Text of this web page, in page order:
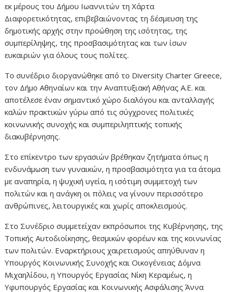
εκ μέρους του Δήμου Ιωαννιτών τη Χάρτα
Διαφορετικότητας, επιβεβαιώνοντας τη δέσμευση της
δημοτικής αρχής στην προώθηση της ισότητας, της
συμπερίληψης, της προσβασιμότητας και των ίσων
ευκαιριών για όλους τους πολίτες.
Το συνέδριο διοργανώθηκε από το Diversity Charter Greece,
τον Δήμο Αθηναίων και την Αναπτυξιακή Αθήνας Α.Ε. και
αποτέλεσε έναν σημαντικό χώρο διαλόγου και ανταλλαγής
καλών πρακτικών γύρω από τις σύγχρονες πολιτικές
κοινωνικής συνοχής και συμπεριληπτικής τοπικής
διακυβέρνησης.
Στο επίκεντρο των εργασιών βρέθηκαν ζητήματα όπως η
ενδυνάμωση των γυναικών, η προσβασιμότητα για τα άτομα
με αναπηρία, η ψυχική υγεία, η ισότιμη συμμετοχή των
πολιτών και η ανάγκη οι πόλεις να γίνουν περισσότερο
ανθρώπινες, λειτουργικές και χωρίς αποκλεισμούς.
Στο Συνέδριο συμμετείχαν εκπρόσωποι της Κυβέρνησης, της
Τοπικής Αυτοδιοίκησης, θεσμικών φορέων και της κοινωνίας
των πολιτών. Εναρκτήριους χαιρετισμούς απηύθυναν η
Υπουργός Κοινωνικής Συνοχής και Οικογένειας Δόμνα
Μιχαηλίδου, η Υπουργός Εργασίας Νίκη Κεραμέως, η
Υφυπουργός Εργασίας και Κοινωνικής Ασφάλισης Άννα